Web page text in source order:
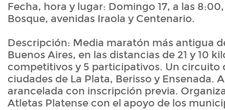
Fecha, hora y lugar: Domingo 17, a las
Bosque, avenidas Iraola y Centenario.
Descripción: Media maratón más antigua
Buenos Aires, en las distancias de 21 y 10
competitivos y 5 participativos. Un circuito
ciudades de La Plata, Berisso y Ensenada.
arancelada con inscripción previa.
Atletas Platense con el apoyo de los